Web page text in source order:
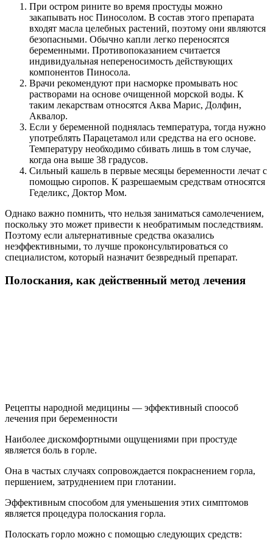
При остром рините во время простуды можно
закапывать нос Пиносолом. В состав этого препарата
входят масла целебных растений, поэтому они являются
безопасными. Обычно капли легко переносятся
беременными. Противопоказанием считается
индивидуальная непереносимость действующих
компонентов Пиносола.
Врачи рекомендуют при насморке промывать нос
растворами на основе очищенной морской воды. К
таким лекарствам относятся Аква Марис, Долфин,
Аквалор.
Если у беременной поднялась температура, тогда нужно
употреблять Парацетамол или средства на его основе.
Температуру необходимо сбивать лишь в том случае,
когда она выше 38 градусов.
Сильный кашель в первые месяцы беременности лечат с
помощью сиропов. К разрешаемым средствам относятся
Геделикс, Доктор Мом.
Однако важно помнить, что нельзя заниматься самолечением,
поскольку это может привести к необратимым последствиям.
Поэтому если альтернативные средства оказались
неэффективными, то лучше проконсультироваться со
специалистом, который назначит безвредный препарат.
Полоскания, как действенный метод лечения
Рецепты народной медицины — эффективный споособ
лечения при беременности
Наиболее дискомфортными ощущениями при простуде
является боль в горле.
Она в частых случаях сопровождается покраснением горла,
першением, затруднением при глотании.
Эффективным способом для уменьшения этих симптомов
является процедура полоскания горла.
Полоскать горло можно с помощью следующих средств: